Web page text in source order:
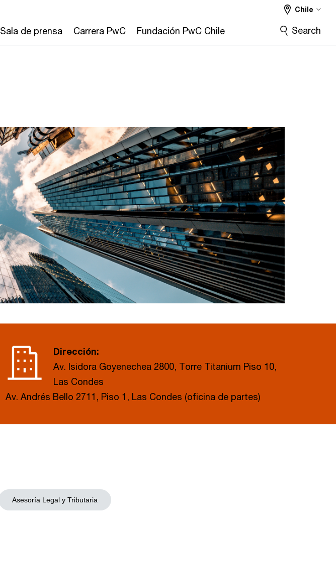
Sala de prensa Carrera PwC Fundación PwC Chile
Chile
Search
Dirección:
Av. Isidora Goyenechea 2800, Torre Titanium Piso 10,
Las Condes
Av. Andrés Bello 2711, Piso 1, Las Condes (oficina de partes)
Asesoría Legal y Tributaria